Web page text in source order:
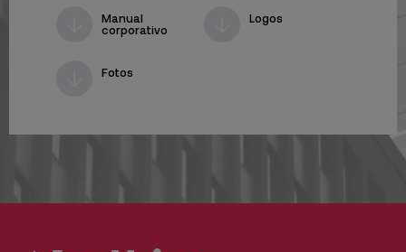
Manual
corporativo
Logos
Fotos